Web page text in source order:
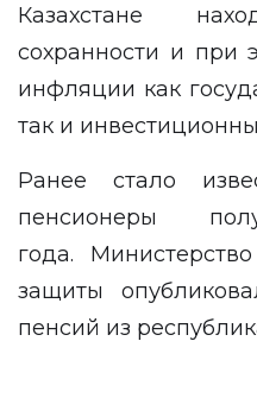
Казахстане
сохранности и при
инфляции как
так и
Ранее стало
пенсионеры
года.
защиты
пенсий из